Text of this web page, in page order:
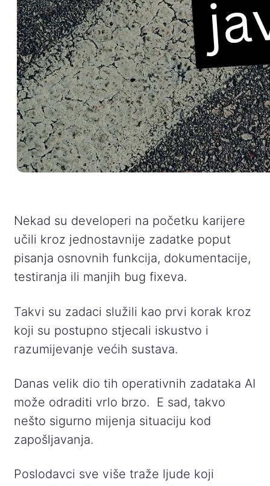
Nekad su developeri na početku karijere
učili kroz jednostavnije zadatke poput
pisanja osnovnih funkcija, dokumentacije,
testiranja ili manjih bug fixeva.
Takvi su zadaci služili kao prvi korak kroz
koji su postupno stjecali iskustvo i
razumijevanje većih sustava.
Danas velik dio tih operativnih zadataka AI
može odraditi vrlo brzo. E sad, takvo
nešto sigurno mijenja situaciju kod
zapošljavanja.
Poslodavci sve više traže ljude koji